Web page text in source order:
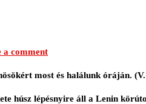
a comment
most és halálunk óráján.
húsz lépésnyire áll a Lenin